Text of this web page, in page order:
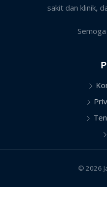
sakit dan klinik,
© 2026